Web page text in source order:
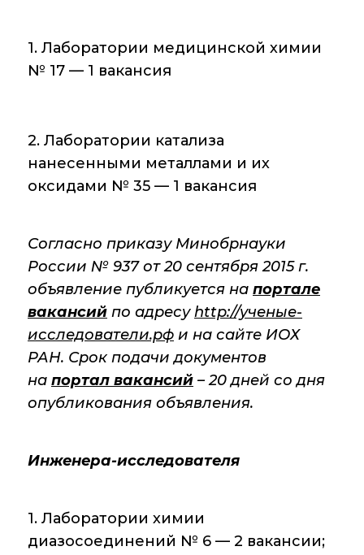
Инфоресурсы
Документы
Основные
направления
деятельности
Важнейшие
института
Научный Совет РАН
по органической
химии
интеллект (ИИ)
Аддитивные
технологии
1. Лаборатории медицинской химии
№ 17 — 1 вакансия
2. Лаборатории катализа
нанесенными металлами и их
оксидами № 35 — 1 вакансия
Согласно приказу Минобрнауки
России № 937 от 20 сентября2015 г.
объявление публикуется на портале
вакансий по адресуhttp://ученые-
исследователи.рф и на сайте ИОХ
РАН. Срок подачи документов
на портал вакансий – 20 дней со дня
опубликования объявления.
Инженера-исследователя
1. Лаборатории химии
диазосоединений № 6 — 2 вакансии;